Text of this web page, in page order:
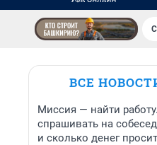
ВСЕ
Миссия — найти
спрашивать на
и сколько денег